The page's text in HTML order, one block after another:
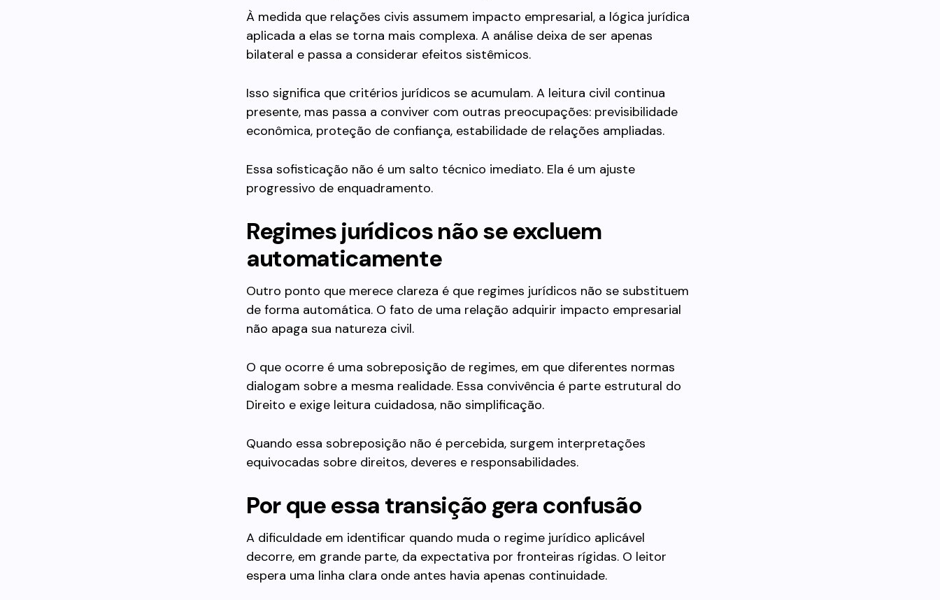
À medida que relações civis assumem impacto empresarial, a lógica jurídica
aplicada a elas se torna mais complexa. A análise deixa de ser apenas
bilateral e passa a considerar efeitos sistêmicos.
Isso significa que critérios jurídicos se acumulam. A leitura civil continua
presente, mas passa a conviver com outras preocupações: previsibilidade
econômica, proteção de confiança, estabilidade de relações ampliadas.
Essa sofisticação não é um salto técnico imediato. Ela é um ajuste
progressivo de enquadramento.
Regimes jurídicos não se excluem
automaticamente
Outro ponto que merece clareza é que regimes jurídicos não se substituem
de forma automática. O fato de uma relação adquirir impacto empresarial
não apaga sua natureza civil.
O que ocorre é uma sobreposição de regimes, em que diferentes normas
dialogam sobre a mesma realidade. Essa convivência é parte estrutural do
Direito e exige leitura cuidadosa, não simplificação.
Quando essa sobreposição não é percebida, surgem interpretações
equivocadas sobre direitos, deveres e responsabilidades.
Por que essa transição gera confusão
A dificuldade em identificar quando muda o regime jurídico aplicável
decorre, em grande parte, da expectativa por fronteiras rígidas. O leitor
espera uma linha clara onde antes havia apenas continuidade.